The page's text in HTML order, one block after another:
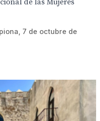
de las Mujeres
7 de octubre de